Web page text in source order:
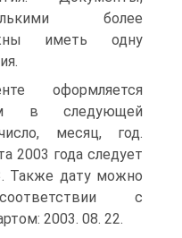
более
иметь одну
оформляется
в следующей
месяц, год.
2003 года следует
Также дату можно
с
2003. 08. 22.